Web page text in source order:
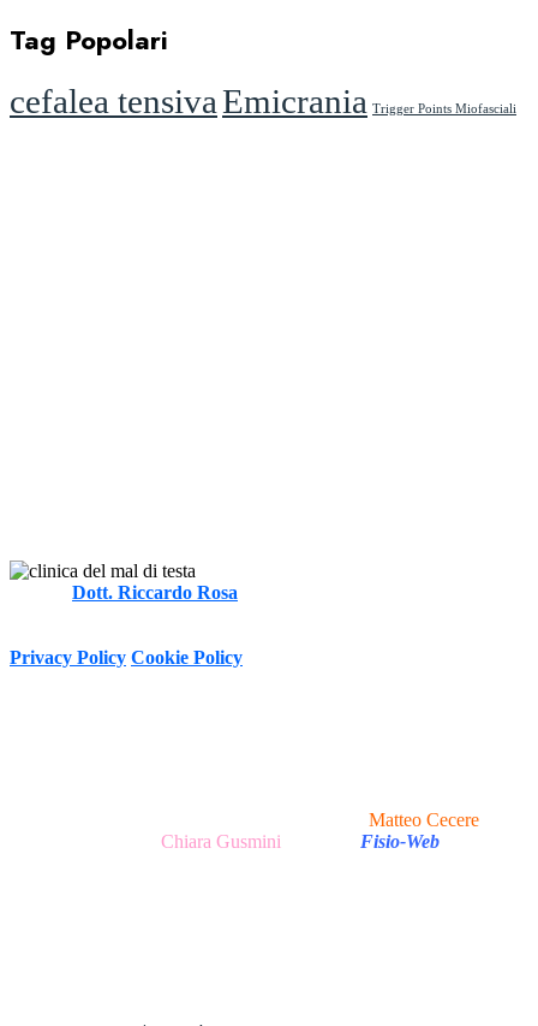
Tag Popolari
cefalea tensivaEmicrania Trigger Points Miofasciali
Dott. Riccardo Rosa
Privacy Policy Cookie Policy
Matteo Cecere
Chiara Gusmini Fisio-Web